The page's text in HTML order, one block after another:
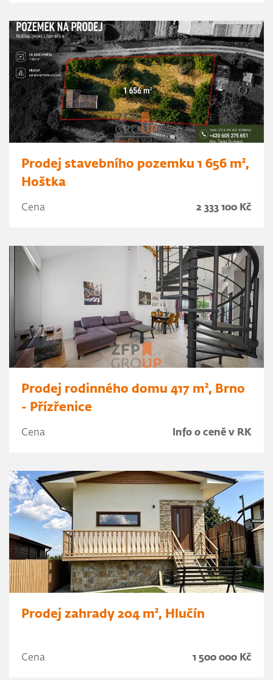
Prodej stavebního pozemku 1 656 m²,
Hoštka
Cena 2 333 100 Kč
Prodej rodinného domu 417 m², Brno
- Přízřenice
Cena Info o ceně v RK
Prodej zahrady 204 m², Hlučín
Cena 1 500 000 Kč